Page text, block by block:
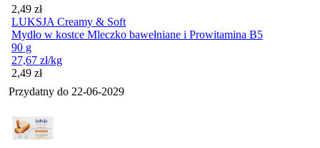
Cena
2,49 zł
LUKSJA Creamy & Soft
Mydło w kostce Mleczko bawełniane i Prowitamina B5
90 g
27,67 zł/kg
Cena
2,49 zł
Przydatny do 22-06-2029